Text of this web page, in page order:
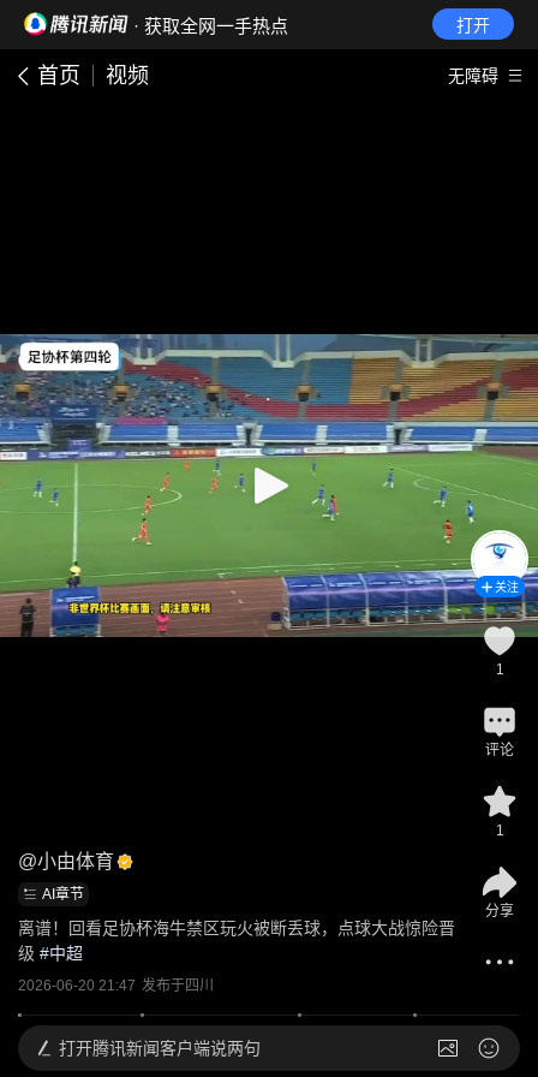
· 获取全网一手热点 打开
首页 视频 无障碍
@小由体育
AI章节
离谱！回看足协杯海牛禁区玩火被断丢球，点球大战惊险晋
级 #中超
2026-06-20 21:47 发布于四川
关注
1
评论
1
分享
打开腾讯新闻客户端说两句